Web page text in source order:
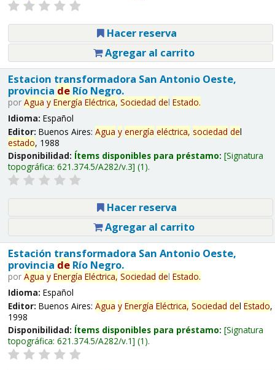
Hacer reserva
Agregar al carrito
Estacion transformadora San Antonio Oeste,
provincia deRío Negro.
por Agua y Energía Eléctrica, Sociedad del Estado.
Idioma: Español
Editor: Buenos Aires: Agua y energía eléctrica, sociedad del
estado, 1988
Disponibilidad: Ítems disponibles para préstamo: Signatura
topográfica: 621.374.5/A282/v.3 (1).
Hacer reserva
Agregar al carrito
Estación transformadora San Antonio Oeste,
provincia deRío Negro.
por Agua y Energía Eléctrica, Sociedad del Estado.
Idioma: Español
Editor: Buenos Aires: Agua y Energía Eléctrica, Sociedad del Estado,
1998
Disponibilidad: Ítems disponibles para préstamo: Signatura
topográfica: 621.374.5/A282/v.1 (1).